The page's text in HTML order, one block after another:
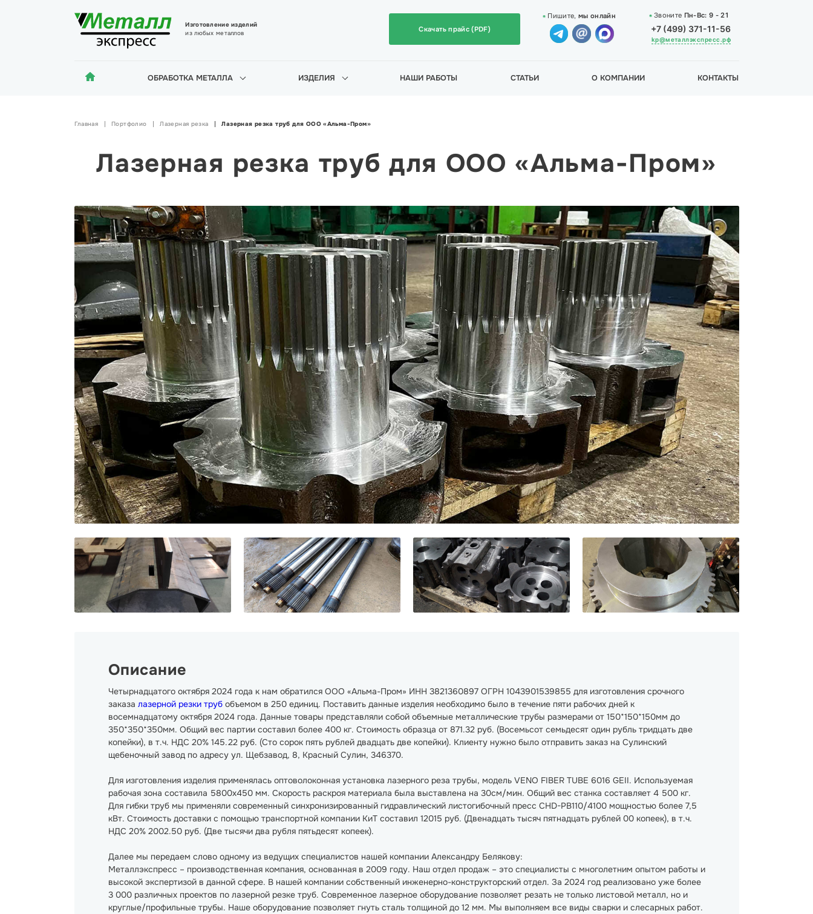
Изготовление изделий
из любых металлов
Скачать прайс (PDF)
Пишите,мы онлайн Звоните Пн-Вс: 9 - 21
+7 (499) 371-11-56
kp@металлэкспресс.рф
ОБРАБОТКА МЕТАЛЛА ИЗДЕЛИЯ НАШИ РАБОТЫ СТАТЬИ О КОМПАНИИ КОНТАКТЫ
Главная Портфолио Лазерная резка Лазерная резка труб для ООО «Альма-Пром»
Лазерная резка труб для ООО «Альма-Пром»
Описание
Четырнадцатого октября 2024 года к нам обратился ООО «Альма-Пром» ИНН 3821360897 ОГРН 1043901539855 для изготовления срочного
заказа лазерной резки трубобъемом в 250 единиц. Поставить данные изделия необходимо было в течение пяти рабочих дней к
восемнадцатому октября 2024 года. Данные товары представляли собой объемные металлические трубы размерами от 150*150*150мм до
350*350*350мм. Общий вес партии составил более 400 кг. Стоимость образца от 871.32 руб. (Восемьсот семьдесят один рубль тридцать две
копейки), в т.ч. НДС 20% 145.22 руб. (Сто сорок пять рублей двадцать две копейки). Клиенту нужно было отправить заказ на Сулинский
щебеночный завод по адресу ул. Щебзавод, 8, Красный Сулин, 346370.
Для изготовления изделия применялась оптоволоконная установка лазерного реза трубы, модель VENO FIBER TUBE 6016 GEII. Используемая
рабочая зона составила 5800х450 мм. Скорость раскроя материала была выставлена на 30см/мин. Общий вес станка составляет 4 500 кг.
Для гибки труб мы применяли современный синхронизированный гидравлический листогибочный пресс CHD-PB110/4100 мощностью более 7,5
кВт. Стоимость доставки с помощью транспортной компании КиТ составил 12015 руб. (Двенадцать тысяч пятнадцать рублей 00 копеек), в т.ч.
НДС 20% 2002.50 руб. (Две тысячи два рубля пятьдесят копеек).
Далее мы передаем слово одному из ведущих специалистов нашей компании Александру Белякову:
Металлэкспресс – производственная компания, основанная в 2009 году. Наш отдел продаж – это специалисты с многолетним опытом работы и
высокой экспертизой в данной сфере. В нашей компании собственный инженерно-конструкторский отдел. За 2024 год реализовано уже более
3 000 различных проектов по лазерной резке труб. Современное лазерное оборудование позволяет резать не только листовой металл, но и
круглые/профильные трубы. Наше оборудование позволяет гнуть сталь толщиной до 12 мм. Мы выполняем все виды сварки и слесарных работ.